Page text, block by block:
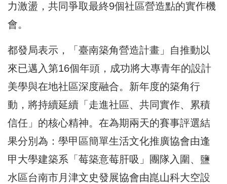
力激盪，共同爭取最終9個社區營造點的實作機
會。
都發局表示，「臺南築角營造計畫」自推動以
來已邁入第16個年頭，成功將大專青年的設計
美學與在地社區深度融合。新年度的築角行
動，將持續延續「走進社區、共同實作、累積
信任」的核心精神。在為期兩天的賽事評選結
果分別為：學甲區簡單生活文化推廣協會由逢
甲大學建築系「莓築意莓肝吸」團隊入圍、鹽
水區台南市月津文史發展協會由崑山科大空設